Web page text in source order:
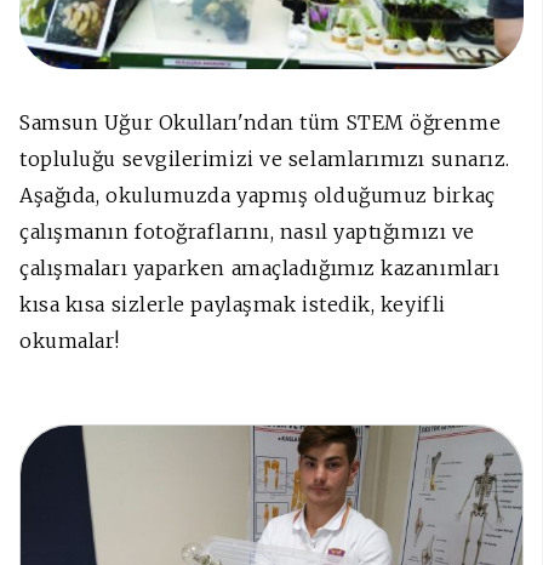
Samsun Uğur Okulları'ndan tüm STEM öğrenme
topluluğu sevgilerimizi ve selamlarımızı sunarız.
Aşağıda, okulumuzda yapmış olduğumuz birkaç
çalışmanın fotoğraflarını, nasıl yaptığımızı ve
çalışmaları yaparken amaçladığımız kazanımları
kısa kısa sizlerle paylaşmak istedik, keyifli
okumalar!